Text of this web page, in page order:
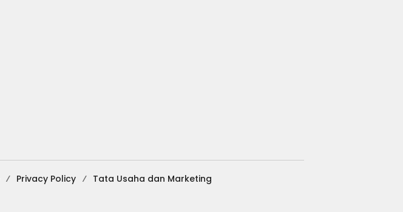
Privacy Policy
Tata Usaha dan Marketing